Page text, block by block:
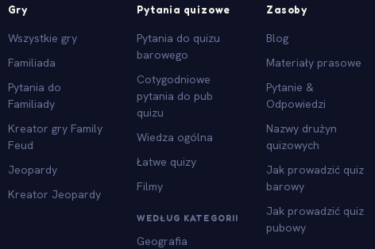
Gry
Wszystkie gry
Familiada
Pytania do
Familiady
Kreator gry Family
Feud
Jeopardy
Kreator Jeopardy
Pytania quizowe
Pytania do quizu
barowego
Cotygodniowe
pytania do pub
quizu
Wiedza ogólna
Łatwe quizy
Filmy
WEDŁUG KATEGORII
Geografia
Zasoby
Blog
Materiały prasowe
Pytanie &
Odpowiedzi
Nazwy drużyn
quizowych
Jak prowadzić quiz
barowy
Jak prowadzić quiz
pubowy